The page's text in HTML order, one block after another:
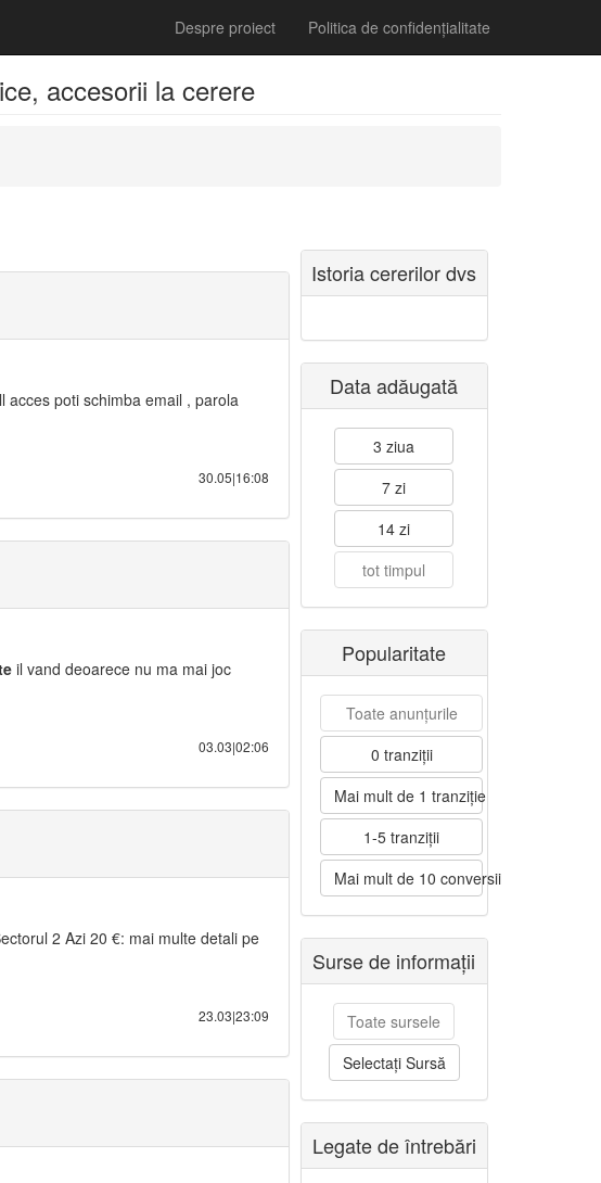
Despre proiect Politica de confidențialitate
accesorii la cerere
acces poti schimba email , parola
30.05|16:08
il vand deoarece nu ma mai joc
03.03|02:06
2 Azi 20 €: mai multe detali pe
23.03|23:09
Istoria cererilor dvs
Data adăugată
3 ziua
7 zi
14 zi
tot timpul
Popularitate
Toate anunțurile
0 tranziții
Mai mult de 1 tranziție
1-5 tranziții
Mai mult de 10 conversii
Surse de informații
Toate sursele
Selectați Sursă
Legate de întrebări